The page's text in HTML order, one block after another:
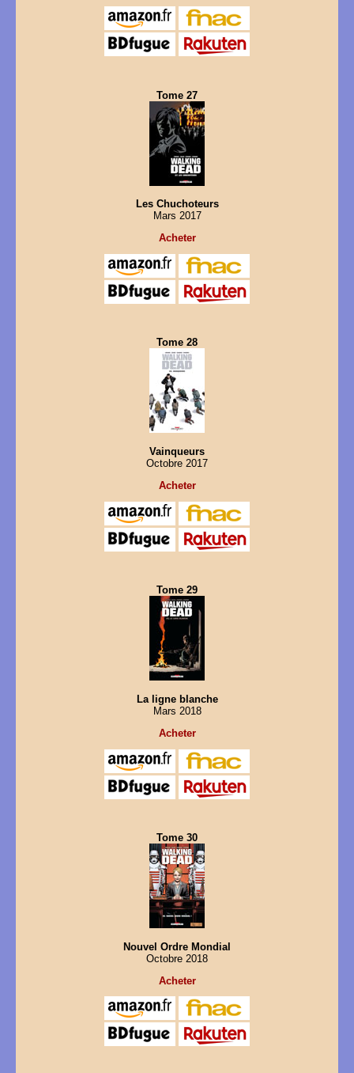
Tome 27
Les Chuchoteurs
Mars 2017
Acheter
Tome 28
Vainqueurs
Octobre 2017
Acheter
Tome 29
La ligne blanche
Mars 2018
Acheter
Tome 30
Nouvel Ordre Mondial
Octobre 2018
Acheter